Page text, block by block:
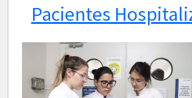
Pacientes